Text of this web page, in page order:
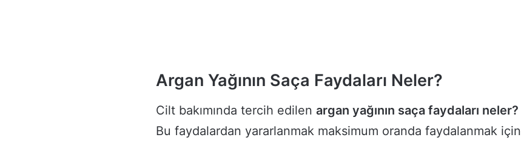
Argan Yağının Saça Faydaları Neler?
Cilt bakımında tercih edilen argan yağının saça faydaları neler?
Bu faydalardan yararlanmak maksimum oranda faydalanmak için